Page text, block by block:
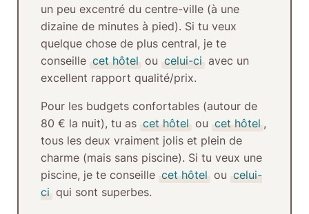
un peu excentré du centre-ville (à une
dizaine de minutes à pied). Si tu veux
quelque chose de plus central, je te
conseille cet hôtel ou celui-ci avec un
excellent rapport qualité/prix.
Pour les budgets confortables(autour de
80 € la nuit), tu as cet hôtel ou cet hôtel ,
tous les deux vraiment jolis et plein de
charme (mais sans piscine). Si tu veux une
piscine, je te conseille cet hôtel ou celui-
ci qui sont superbes.